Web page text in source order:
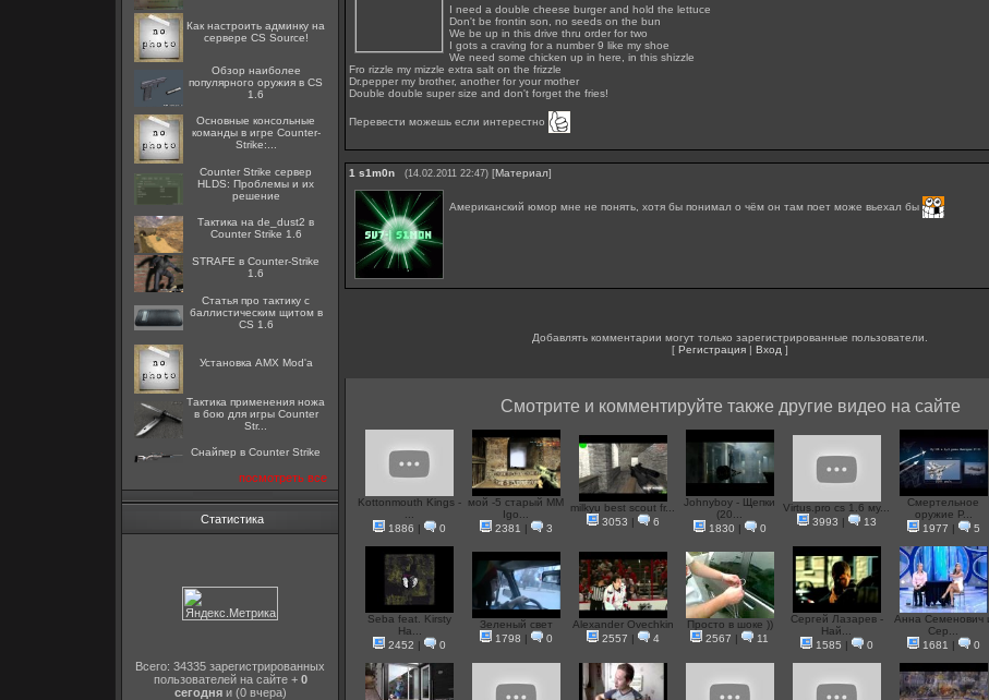
Как настроить админку на
сервере CS Source!
Обзор наиболее
популярного оружия в CS
1.6
Основные консольные
команды в игре Counter-
Strike:...
Counter Strike сервер
HLDS: Проблемы и их
решение
Тактика на de_dust2 в
Counter Strike 1.6
STRAFE в Counter-Strike
1.6
Статья про тактику с
баллистическим щитом в
CS 1.6
Установка AMX Mod'a
Тактика применения ножа
в бою для игры Counter
Str...
Снайпер в Counter Strike
посмотреть все
Статистика
Всего: 34335 зарегистрированных
пользователей на сайте + 0
сегодняи (0 вчера)
I need a double cheese burger and hold the lettuce
Don't be frontin son, no seeds on the bun
We be up in this drive thru order for two
I gots a craving for a number 9 like my shoe
We need some chicken up in here, in this shizzle
Fro rizzle my mizzle extra salt on the frizzle
Dr.pepper my brother, another for your mother
Double double super size and don't forget the fries!
Перевести можешь если интерестно
1 s1m0n (14.02.2011 22:47) [Материал]
Американский юмор мне не понять, хотя бы понимал о чём он там поет може вьехал бы
Добавлять комментарии могут только зарегистрированные пользователи.
[ Регистрация | Вход ]
Смотрите и комментируйте также другие видео на сайте
Kottonmouth Kings -
1886 | 0
мой -5 старый MM
Igo...
2381 | 3
milkyu best scout fr...
3053 | 6
Johnyboy - Щепки
(20...
1830 | 0
Virtus.pro cs 1.6 му...
3993 | 13
Смертельное
оружие Р...
1977 | 5
Seba feat. Kirsty
Ha...
2452 | 0
Зеленый свет
1798 | 0
Alexander Ovechkin
2557 | 4
Просто в шоке ))
2567 | 11
Сергей Лазарев -
Най...
1585 | 0
Анна Семенович
Сер...
1681 | 0